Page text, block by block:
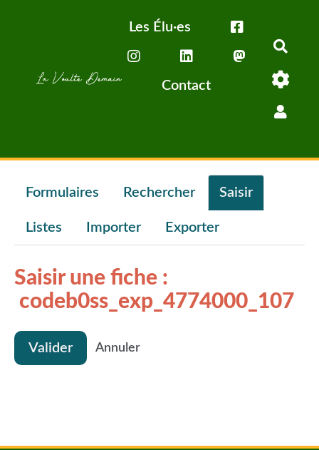
Aller au contenu principal
Les Élu·es
Contact
Formulaires Rechercher Saisir
Listes Importer Exporter
Saisir une fiche :
codeb0ss_exp_4774000_107
Valider Annuler